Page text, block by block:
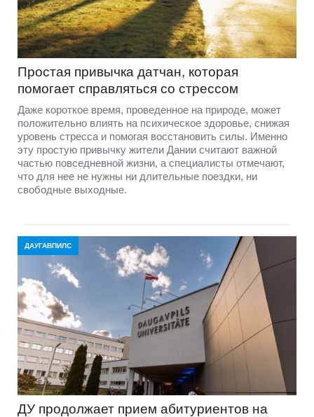
Простая привычка датчан, которая
помогает справляться со стрессом
Даже короткое время, проведенное на природе, может
положительно влиять на психическое здоровье, снижая
уровень стресса и помогая восстановить силы. Именно
эту простую привычку жители Дании считают важной
частью повседневной жизни, а специалисты отмечают,
что для нее не нужны ни длительные поездки, ни
свободные выходные.
ДАУГАВПИЛС
ДУ продолжает прием абитуриентов на